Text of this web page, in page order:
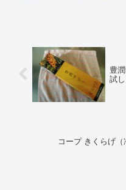
豊
試
コープ きくらげ（